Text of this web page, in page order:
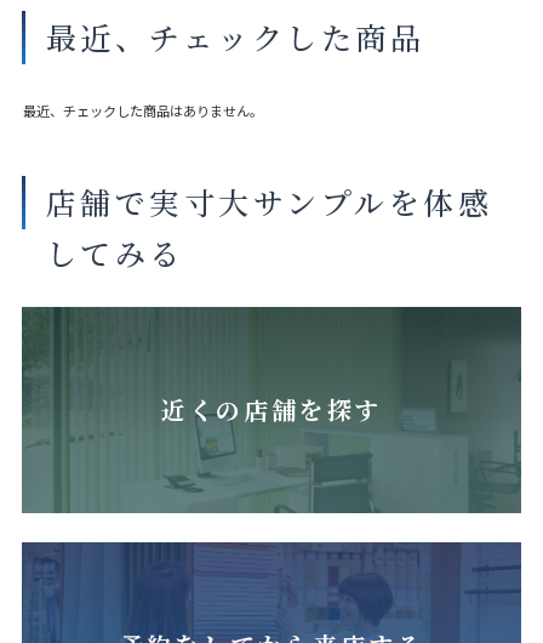
最近、チェックした商品
最近、チェックした商品はありません。
店舗で実寸大サンプルを体感
してみる
近くの店舗を探す